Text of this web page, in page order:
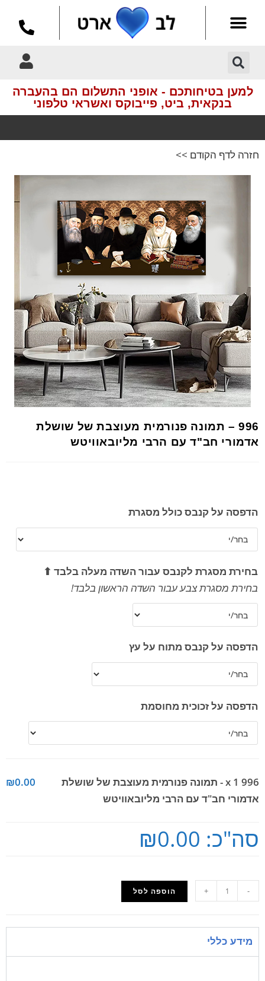
למען בטיחותכם - אופני התשלום הם בהעברה
בנקאית, ביט, פייבוקס ואשראי טלפוני
הדמיות
חזרה לדף הקודם >>
996 – תמונה פנורמית מעוצבת של שושלת
אדמורי חב"ד עם הרבי מליובאוויטש
הדפסה על קנבס כולל מסגרת
בחירת מסגרת לקנבס עבור השדה מעלה בלבד ⬆
בחירת מסגרת צבע עבור השדה הראשון בלבד!
הדפסה על קנבס מתוח על עץ
הדפסה על זכוכית מחוסמת
x 1996 - תמונה פנורמית מעוצבת של שושלת
אדמורי חב"ד עם הרבי מליובאוויטש
₪0.00
סה"כ: ₪0.00
-
+ הוספה לסל
מידע כללי